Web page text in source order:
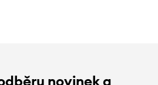
novinek a